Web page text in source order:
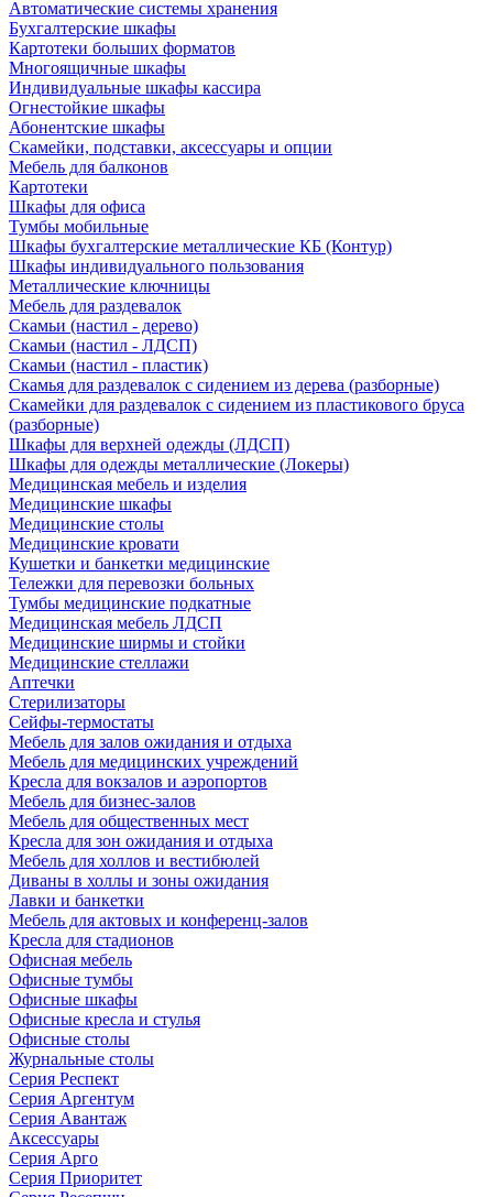
Автоматические системы хранения
Бухгалтерские шкафы
Картотеки больших форматов
Многоящичные шкафы
Индивидуальные шкафы кассира
Огнестойкие шкафы
Абонентские шкафы
Скамейки, подставки, аксессуары и опции
Мебель для балконов
Картотеки
Шкафы для офиса
Тумбы мобильные
Шкафы бухгалтерские металлические КБ (Контур)
Шкафы индивидуального пользования
Металлические ключницы
Мебель для раздевалок
Скамьи (настил - дерево)
Скамьи (настил - ЛДСП)
Скамьи (настил - пластик)
Скамья для раздевалок с сидением из дерева (разборные)
Скамейки для раздевалок с сидением из пластикового бруса
(разборные)
Шкафы для верхней одежды (ЛДСП)
Шкафы для одежды металлические (Локеры)
Медицинская мебель и изделия
Медицинские шкафы
Медицинские столы
Медицинские кровати
Кушетки и банкетки медицинские
Тележки для перевозки больных
Тумбы медицинские подкатные
Медицинская мебель ЛДСП
Медицинские ширмы и стойки
Медицинские стеллажи
Аптечки
Стерилизаторы
Сейфы-термостаты
Мебель для залов ожидания и отдыха
Мебель для медицинских учреждений
Кресла для вокзалов и аэропортов
Мебель для бизнес-залов
Мебель для общественных мест
Кресла для зон ожидания и отдыха
Мебель для холлов и вестибюлей
Диваны в холлы и зоны ожидания
Лавки и банкетки
Мебель для актовых и конференц-залов
Кресла для стадионов
Офисная мебель
Офисные тумбы
Офисные шкафы
Офисные кресла и стулья
Офисные столы
Журнальные столы
Серия Респект
Серия Аргентум
Серия Авантаж
Аксессуары
Серия Арго
Серия Приоритет